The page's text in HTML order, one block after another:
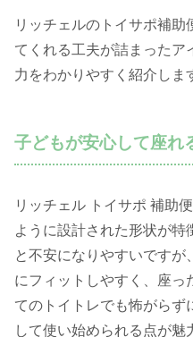
リッチェルのトイサポ補
てくれる工夫が詰まったア
力をわかりやすく紹介しま
子どもが安心して座れ
リッチェル トイサポ 補助
ように設計された形状が特
と不安になりやすいですが
にフィットしやすく、座っ
てのトイトレでも怖がらず
して使い始められる点が魅